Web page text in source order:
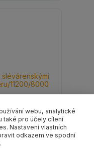
webu, analytické
také pro účely cílení
Nastavení vlastních
odkazem ve spodní